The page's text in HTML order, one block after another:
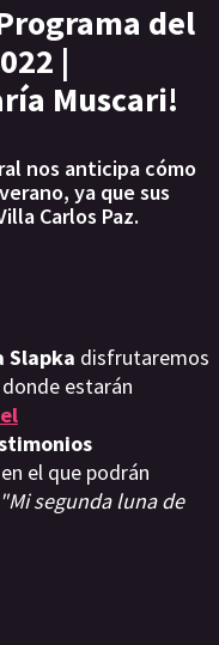
del
|
Muscari!
nos anticipa cómo
ya que sus
Carlos Paz.
Slapka disfrutaremos
donde estarán
en el que podrán
"Mi segunda luna de